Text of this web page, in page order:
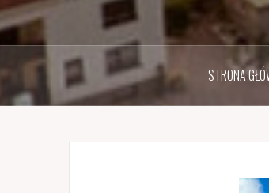
STRONA